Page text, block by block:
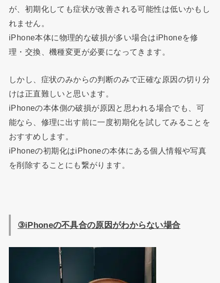
が、初期化しても症状が改善される可能性は低いかもし
れません。
iPhone本体に物理的な破損が多い場合はiPhoneを修
理・交換、機種変更が必要になってきます。
しかし、症状のみからの判断のみで正確な原因の切り分
けは正直難しいと思います。
iPhoneの本体側の破損が原因と思われる場合でも、可
能なら、修理に出す前に一度初期化を試してみることを
おすすめします。
iPhoneの初期化はiPhoneの本体にある個人情報や写真
を削除することにも繋がります。
③iPhoneの不具合の原因がわからない場合